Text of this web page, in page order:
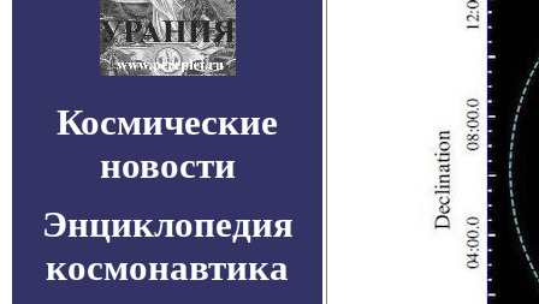
Космические
новости
Энциклопедия
космонавтика